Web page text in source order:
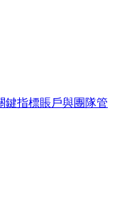
鍵指標賬戶與團隊管